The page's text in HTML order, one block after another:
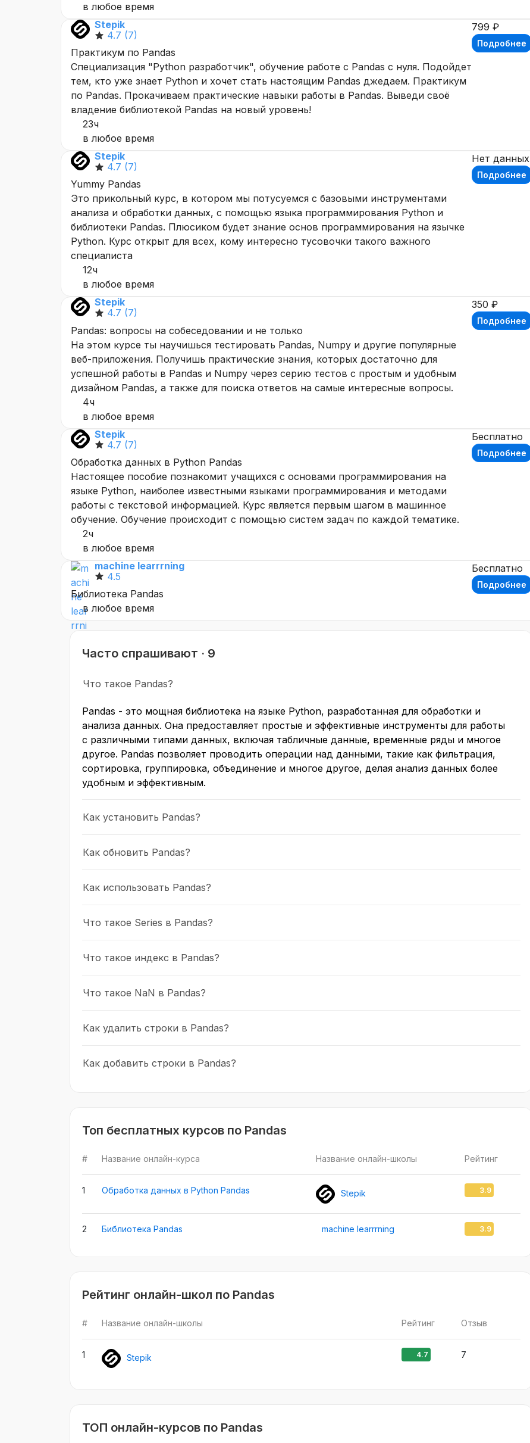
в любое время
Stepik
4.7 (7)
Практикум по Pandas
Специализация "Python разработчик", обучение работе с Pandas с нуля. Подойдет
тем, кто уже знает Python и хочет стать настоящим Pandas джедаем. Практикум
по Pandas. Прокачиваем практические навыки работы в Pandas. Выведи своё
владение библиотекой Pandas на новый уровень!
23ч
в любое время
799 ₽
Подробнее
Stepik
4.7 (7)
Yummy Pandas
Это прикольный курс, в котором мы потусуемся с базовыми инструментами
анализа и обработки данных, с помощью языка программирования Python и
библиотеки Pandas. Плюсиком будет знание основ программирования на язычке
Python. Курс открыт для всех, кому интересно тусовочки такого важного
специалиста
12ч
в любое время
Нет данных
Подробнее
Stepik
4.7 (7)
Pandas: вопросы на собеседовании и не только
На этом курсе ты научишься тестировать Pandas, Numpy и другие популярные
веб-приложения. Получишь практические знания, которых достаточно для
успешной работы в Pandas и Numpy через серию тестов с простым и удобным
дизайном Pandas, а также для поиска ответов на самые интересные вопросы.
4ч
в любое время
350 ₽
Подробнее
Stepik
4.7 (7)
Обработка данных в Python Pandas
Настоящее пособие познакомит учащихся с основами программирования на
языке Python, наиболее известными языками программирования и методами
работы с текстовой информацией. Курс является первым шагом в машинное
обучение. Обучение происходит с помощью систем задач по каждой тематике.
2ч
в любое время
Бесплатно
Подробнее
machine learrrning
4.5
Библиотека Pandas
в любое время
Бесплатно
Подробнее
Часто спрашивают · 9
Что такое Pandas?
Pandas - это мощная библиотека на языке Python, разработанная для обработки и
анализа данных. Она предоставляет простые и эффективные инструменты для работы
с различными типами данных, включая табличные данные, временные ряды и многое
другое. Pandas позволяет проводить операции над данными, такие как фильтрация,
сортировка, группировка, объединение и многое другое, делая анализ данных более
удобным и эффективным.
Как установить Pandas?
Как обновить Pandas?
Как использовать Pandas?
Что такое Series в Pandas?
Что такое индекс в Pandas?
Что такое NaN в Pandas?
Как удалить строки в Pandas?
Как добавить строки в Pandas?
Топ бесплатных курсов по Pandas
# Название онлайн-курса Название онлайн-школы Рейтинг
1 Обработка данных в Python Pandas Stepik 3.9
2 Библиотека Pandas machine learrrning 3.9
Рейтинг онлайн-школ по Pandas
# Название онлайн-школы Рейтинг Отзыв
1 Stepik 4.7 7
ТОП онлайн-курсов по Pandas